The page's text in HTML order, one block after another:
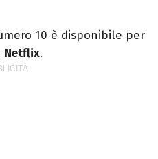
10 è disponibile per
Netflix.